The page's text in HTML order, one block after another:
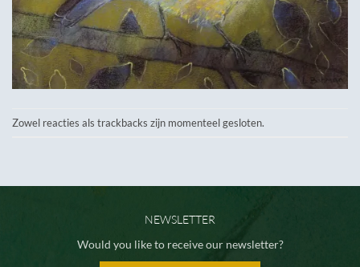
Zowel reacties als trackbacks zijn momenteel gesloten.
NEWSLETTER
Would you like to receive our newsletter?